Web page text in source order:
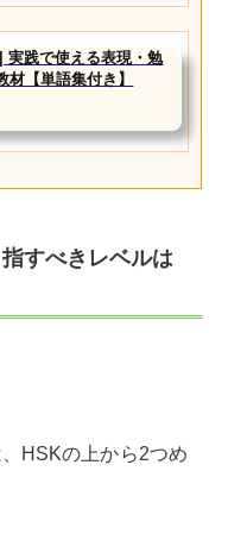
実践で使える表現・勉
材【単語集付き】
すべきレベルは
HSKの上から2つめ